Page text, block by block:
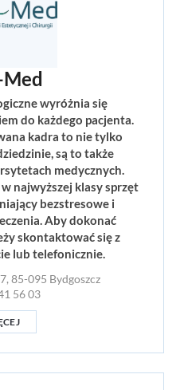
wyróżnia się
do każdego pacjenta.
kadra to nie tylko
są to także
medycznych.
najwyższej klasy sprzęt
bezstresowe i
Aby dokonać
skontaktować się z
lub telefonicznie.
85-095 Bydgoszcz
56 03